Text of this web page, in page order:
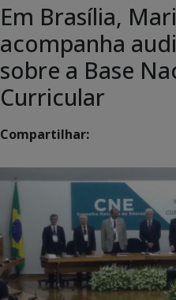
Em Brasília,
acompanha
sobre a Base
Curricular
Compartilhar: